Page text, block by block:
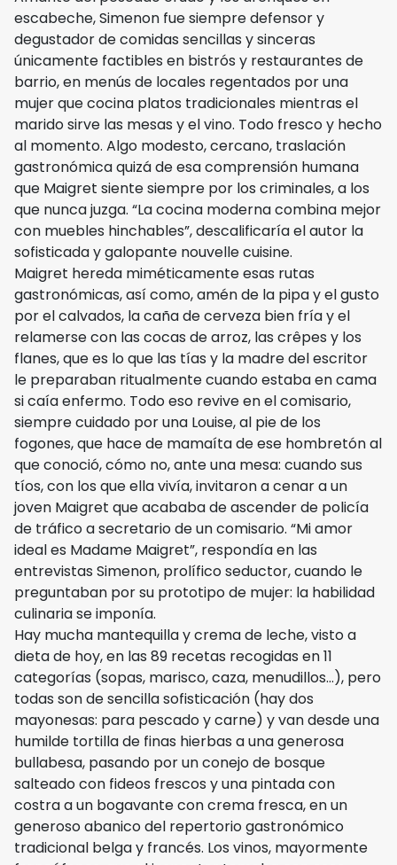
escabeche, Simenon fue siempre defensor y
degustador de comidas sencillas y sinceras
únicamente factibles en bistrós y restaurantes de
barrio, en menús de locales regentados por una
mujer que cocina platos tradicionales mientras el
marido sirve las mesas y el vino. Todo fresco y hecho
al momento. Algo modesto, cercano, traslación
gastronómica quizá de esa comprensión humana
que Maigret siente siempre por los criminales, a los
que nunca juzga. “La cocina moderna combina mejor
con muebles hinchables”, descalificaría el autor la
sofisticada y galopante nouvelle cuisine.
Maigret hereda miméticamente esas rutas
gastronómicas, así como, amén de la pipa y el gusto
por el calvados, la caña de cerveza bien fría y el
relamerse con las cocas de arroz, las crêpes y los
flanes, que es lo que las tías y la madre del escritor
le preparaban ritualmente cuando estaba en cama
si caía enfermo. Todo eso revive en el comisario,
siempre cuidado por una Louise, al pie de los
fogones, que hace de mamaíta de ese hombretón al
que conoció, cómo no, ante una mesa: cuando sus
tíos, con los que ella vivía, invitaron a cenar a un
joven Maigret que acababa de ascender de policía
de tráfico a secretario de un comisario. “Mi amor
ideal es Madame Maigret”, respondía en las
entrevistas Simenon, prolífico seductor, cuando le
preguntaban por su prototipo de mujer: la habilidad
culinaria se imponía.
Hay mucha mantequilla y crema de leche, visto a
dieta de hoy, en las 89 recetas recogidas en 11
categorías (sopas, marisco, caza, menudillos…), pero
todas son de sencilla sofisticación (hay dos
mayonesas: para pescado y carne) y van desde una
humilde tortilla de finas hierbas a una generosa
bullabesa, pasando por un conejo de bosque
salteado con fideos frescos y una pintada con
costra a un bogavante con crema fresca, en un
generoso abanico del repertorio gastronómico
tradicional belga y francés. Los vinos, mayormente